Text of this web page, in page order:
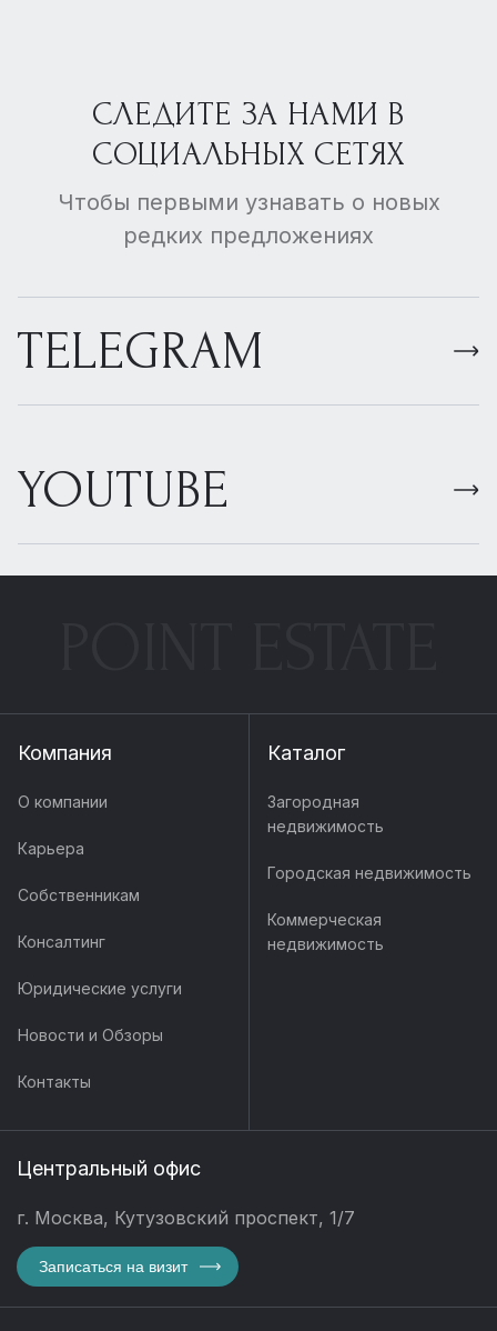
СЛЕДИТЕ ЗА НАМИ В
СОЦИАЛЬНЫХ СЕТЯХ
Чтобы первыми узнавать о новых
редких предложениях
TELEGRAM
YOUTUBE
Компания
О компании
Карьера
Собственникам
Консалтинг
Юридические услуги
Новости и Обзоры
Контакты
Каталог
Загородная
недвижимость
Городская недвижимость
Коммерческая
недвижимость
Центральный офис
г. Москва, Кутузовский проспект, 1/7
Записаться на визит